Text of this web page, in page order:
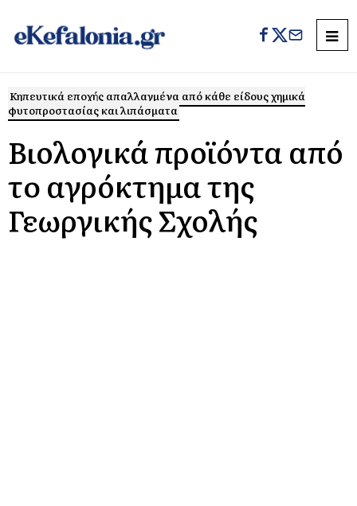
Κηπευτικά εποχής απαλλαγμένα από κάθε είδους χημικά
φυτοπροστασίας και λιπάσματα
Βιολογικά προϊόντα από
τo αγρόκτημα της
Γεωργικής Σχολής